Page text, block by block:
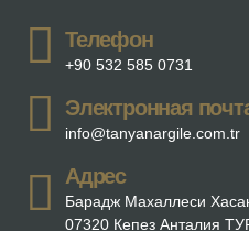
Телефон
+90 532 585 0731
Электронная
info@tanyanargile.com.tr
Адрес
Барадж Махаллеси
07320 Кепез Анталия